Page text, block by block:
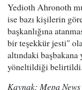
Yedioth Ahronoth
ise bazı kişilerin
başkanlığına
bir teşekkür jesti"
altındaki
yöneltildiği belirtildi.
Kaynak: Mepa News